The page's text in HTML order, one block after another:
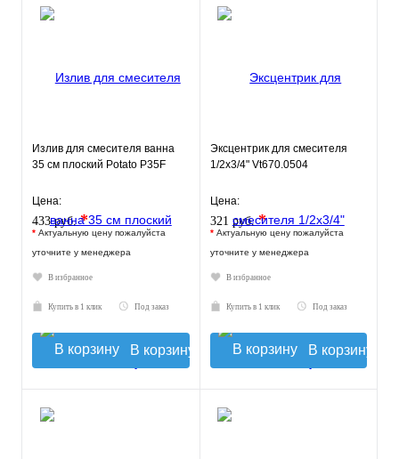
Излив для смесителя ванна
35 см плоский Potato P35F
Цена:
433 руб.*
* Актуальную цену пожалуйста
уточните у менеджера
В избранное
Купить в 1 клик Под заказ
В корзину
Эксцентрик для смесителя
1/2х3/4" Vt670.0504
Цена:
321 руб.*
* Актуальную цену пожалуйста
уточните у менеджера
В избранное
Купить в 1 клик Под заказ
В корзину